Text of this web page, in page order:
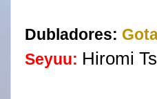
Dubladores:
Seyuu: Hiromi